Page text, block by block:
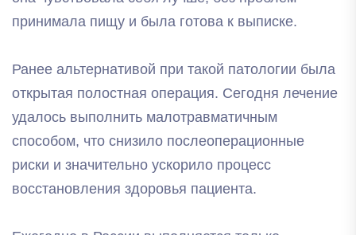
принимала пищу и была готова к выписке.
Ранее альтернативой при такой патологии была
открытая полостная операция. Сегодня лечение
удалось выполнить малотравматичным
способом, что снизило послеоперационные
риски и значительно ускорило процесс
восстановления здоровья пациента.